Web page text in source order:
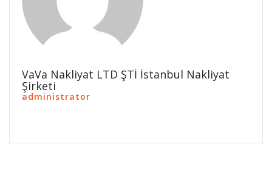
VaVa Nakliyat LTD ŞTİ İstanbul Nakliyat
Şirketi
administrator